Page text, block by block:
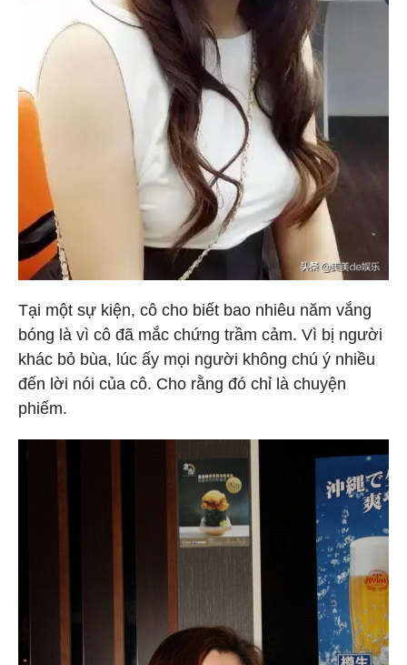
Tại một sự kiện, cô cho biết bao nhiêu năm vắng
bóng là vì cô đã mắc chứng trầm cảm. Vì bị người
khác bỏ bùa, lúc ấy mọi người không chú ý nhiều
đến lời nói của cô. Cho rằng đó chỉ là chuyện
phiếm.